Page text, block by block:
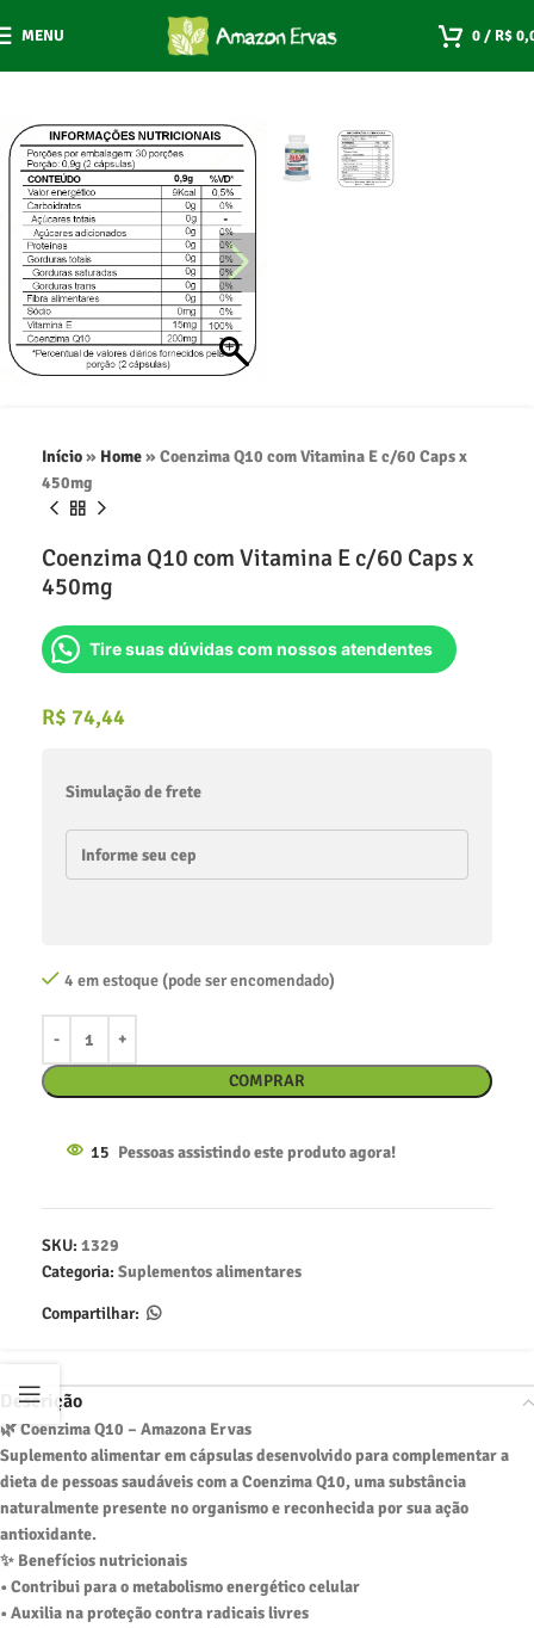
MENU 0/ R$
Início» Home»Coenzima Q10 com Vitamina E c/60 Caps x
450mg
Coenzima Q10 com Vitamina E c/60 Caps x
450mg
Tire suas dúvidas com nossos atendentes
R$ 74,44
Simulação de frete
4 em estoque (pode ser encomendado)
COMPRAR
15 Pessoas assistindo este produto agora!
SKU: 1329
Categoria: Suplementos alimentares
Compartilhar:
Descrição
🌿 Coenzima Q10 – Amazona Ervas
Suplemento alimentar em cápsulas desenvolvido para complementar a
dieta de pessoas saudáveis com a Coenzima Q10, uma substância
naturalmente presente no organismo e reconhecida por sua ação
antioxidante.
✨ Benefícios nutricionais
• Contribui para o metabolismo energético celular
• Auxilia na proteção contra radicais livres